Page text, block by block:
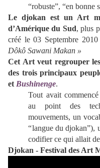
“robuste”, “en bonne
Le djokan est un Art
d’Amérique du Sud, plus
créé le 03 Septembre
Dôkô Sawani Makan »
Cet Art veut regrouper
des trois principaux
et Bushinenge.
Tout avait
au point des
mouvements, un
“ langue du djokan”),
codifier ce qui allait
Djokan - Festival des Art